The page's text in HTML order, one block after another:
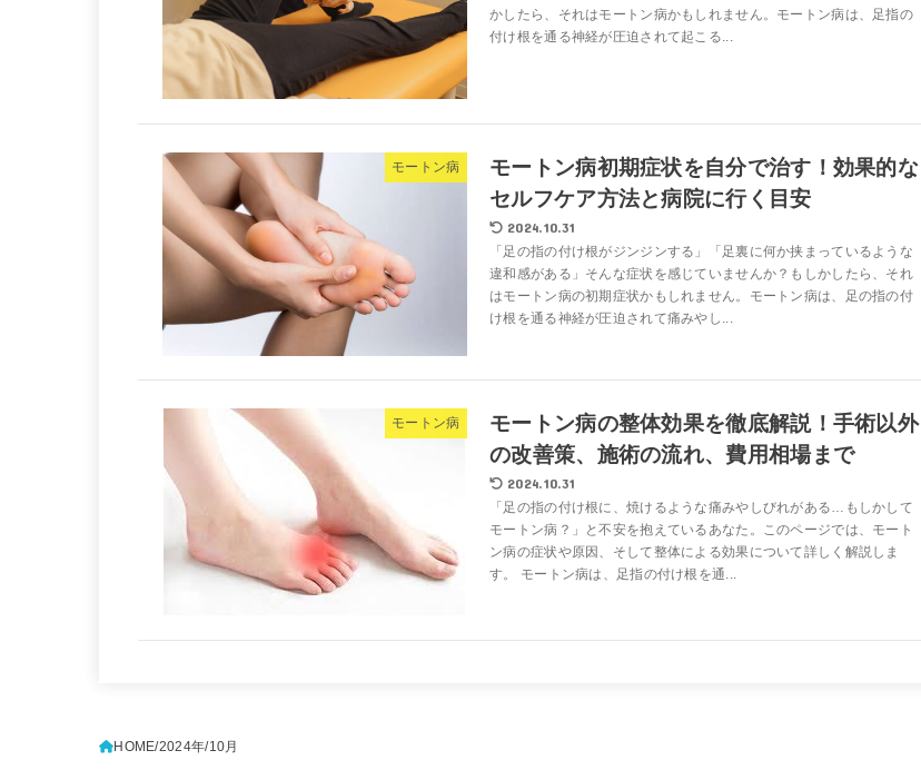
かしたら、それはモートン病かもしれません。モートン病は、足指の
付け根を通る神経が圧迫されて起こる...
モートン病
モートン病初期症状を自分で治す！効果的な
セルフケア方法と病院に行く目安
2024.10.31
「足の指の付け根がジンジンする」「足裏に何か挟まっているような
違和感がある」そんな症状を感じていませんか？もしかしたら、それ
はモートン病の初期症状かもしれません。モートン病は、足の指の付
け根を通る神経が圧迫されて痛みやし...
モートン病
モートン病の整体効果を徹底解説！手術以外
の改善策、施術の流れ、費用相場まで
2024.10.31
「足の指の付け根に、焼けるような痛みやしびれがある…もしかして
モートン病？」と不安を抱えているあなた。このページでは、モート
ン病の症状や原因、そして整体による効果について詳しく解説しま
す。 モートン病は、足指の付け根を通...
HOME 2024年 10月